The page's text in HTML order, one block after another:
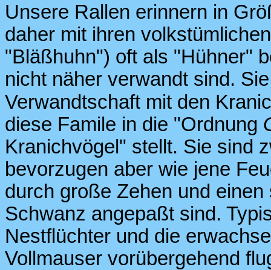
Unsere Rallen erinnern in
daher mit ihren
"Bläßhuhn") oft als "Hühner"
nicht näher verwandt sind.
Verwandtschaft mit den
diese Famile in die "Ordnung
Kranichvögel" stellt. Sie sind
bevorzugen aber wie jene
durch große Zehen und
Schwanz angepaßt sind.
Nestflüchter und die
Vollmauser vorübergehend